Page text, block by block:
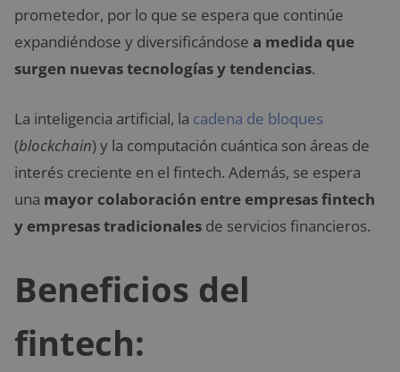
prometedor, por lo que se espera que continúe
expandiéndose y diversificándose a medida que
surgen nuevas tecnologías y tendencias.
La inteligencia artificial, la cadena de bloques
(blockchain) y la computación cuántica son áreas de
interés creciente en el fintech. Además, se espera
una mayor colaboración entre empresas fintech
y empresas tradicionales de servicios financieros.
Beneficios del
fintech: